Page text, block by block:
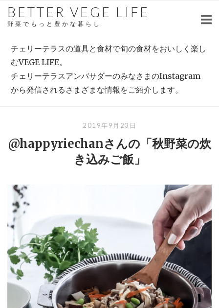
SkipBETTER VEGE LIFE
野菜でもっと豊かな暮らし
チェリーテラスの道具と食材で旬の食材をおいしく楽し
むVEGE LIFE。
チェリーテラスアンバサダーのみなさまのInstagram
から発信されるさまざまな情報をご紹介します。
2019年9月23日
@happyriechanさんの「秋野菜の炊
き込みご飯」